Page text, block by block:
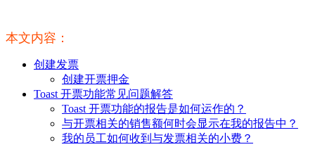
本文内容：
创建发票
创建开票押金
Toast 开票功能常见问题解答
Toast 开票功能的报告是如何运作的？
与开票相关的销售额何时会显示在我的报告中？
我的员工如何收到与发票相关的小费？